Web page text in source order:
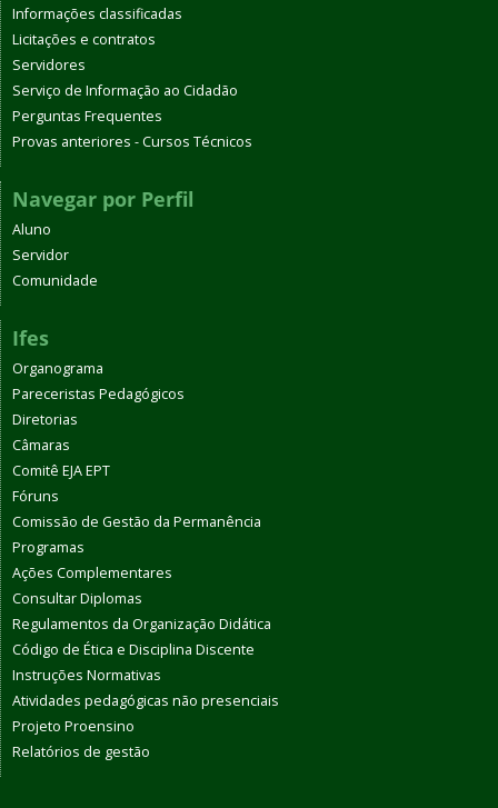
Informações classificadas
Licitações e contratos
Servidores
Serviço de Informação ao Cidadão
Perguntas Frequentes
Provas anteriores - Cursos Técnicos
Navegar por Perfil
Aluno
Servidor
Comunidade
Ifes
Organograma
Pareceristas Pedagógicos
Diretorias
Câmaras
Comitê EJA EPT
Fóruns
Comissão de Gestão da Permanência
Programas
Ações Complementares
Consultar Diplomas
Regulamentos da Organização Didática
Código de Ética e Disciplina Discente
Instruções Normativas
Atividades pedagógicas não presenciais
Projeto Proensino
Relatórios de gestão